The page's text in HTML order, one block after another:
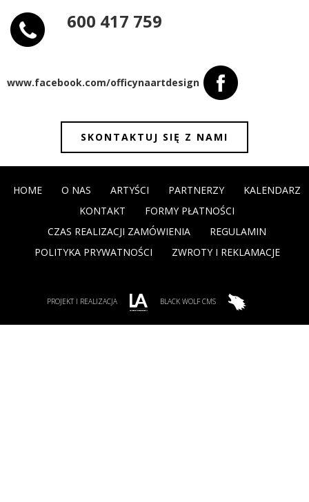
600 417 759
www.facebook.com/officynaartdesign
SKONTAKTUJ SIĘ Z NAMI
HOME O NAS ARTYŚCI PARTNERZY
KALENDARZ
KONTAKT
FORMY PŁATNOŚCI
CZAS REALIZACJI ZAMÓWIENIA
REGULAMIN
POLITYKA PRYWATNOŚCI
ZWROTY I REKLAMACJE
PROJEKT I REALIZACJA BLACK WOLF CMS